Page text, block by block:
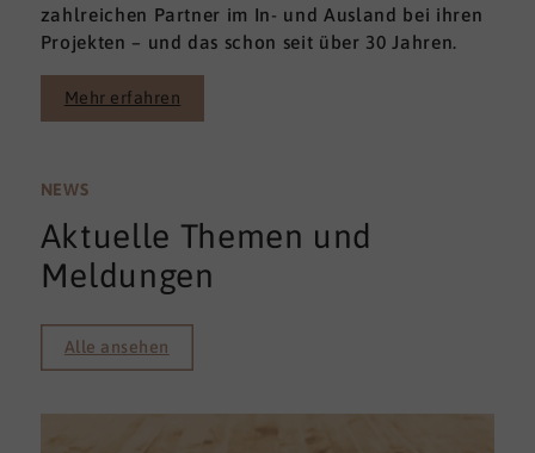
zahlreichen Partner im In- und Ausland bei ihren
Projekten – und das schon seit über 30 Jahren.
Mehr erfahren
NEWS
Aktuelle Themen und
Meldungen
Alle ansehen